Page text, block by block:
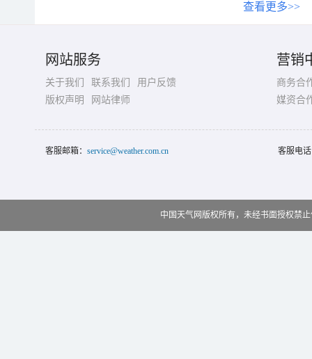
查看更多>>
网站服务
关于我们 联系我们
用户反馈
版权声明
网站律师
营销
商务合
媒资合
客服邮箱： service@weather.com.cn 客服电
中国天气网版权所有，未经书面授权